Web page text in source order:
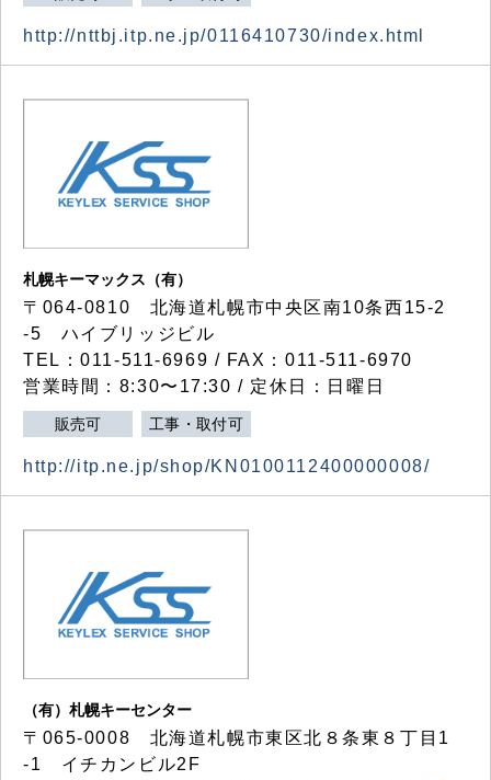
http://nttbj.itp.ne.jp/0116410730/index.html
札幌キーマックス（有）
〒064-0810 北海道札幌市中央区南10条西15-2
-5 ハイブリッジビル
TEL：011-511-6969 / FAX：011-511-6970
営業時間：8:30〜17:30 / 定休日：日曜日
販売可 工事・取付可
http://itp.ne.jp/shop/KN0100112400000008/
（有）札幌キーセンター
〒065-0008 北海道札幌市東区北８条東８丁目1
-1 イチカンビル2F